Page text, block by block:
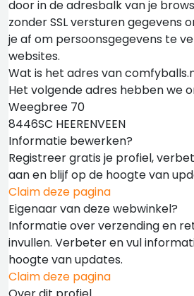
door in de adresbalk van je
zonder SSL versturen gegevens
je af om persoonsgegevens te
websites.
Wat is het adres van
Het volgende adres hebben we
Weegbree 70
8446SC HEERENVEEN
Informatie bewerken?
Registreer gratis je profiel,
aan en blijf op de hoogte van
Claim deze pagina
Eigenaar van deze webwinkel?
Informatie over verzending en
invullen. Verbeter en vul
hoogte van updates.
Claim deze pagina